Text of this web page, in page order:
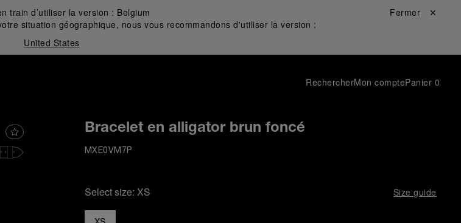
train d’utiliser la version : Belgium
situation géographique, nous vous recommandons d'utiliser la version :
United States
Fermer ✕
RechercherMon comptePanier 0
Bracelet en alligator brun foncé
MXE0VM7P
Select size: XS Size guide